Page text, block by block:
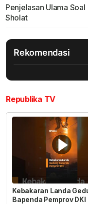
Penjelasan Ulama
Sholat
Rekomendasi
Republika TV
Kebakaran Landa
Bapenda Pemprov DKI